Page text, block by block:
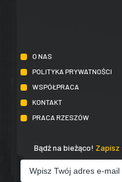
O NAS
POLITYKA PRYWATNOŚCI
WSPÓŁPRACA
KONTAKT
PRACA RZESZÓW
Bądź na bieżąco! Zapisz